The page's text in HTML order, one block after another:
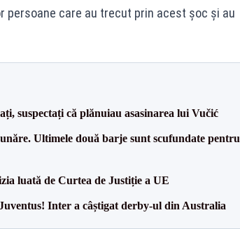
care au trecut prin acest șoc și au
suspectați că plănuiau asasinarea lui Vučić
Ultimele două barje sunt scufundate pentru
luată de Curtea de Justiție a UE
Inter a câștigat derby-ul din Australia